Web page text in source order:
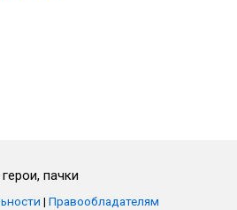
пачки
| Правообладателям